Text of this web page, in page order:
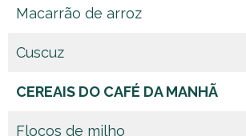
Macarrão de arroz
Cuscuz
CEREAIS DO CAFÉ DA MANHÃ
Flocos de milho